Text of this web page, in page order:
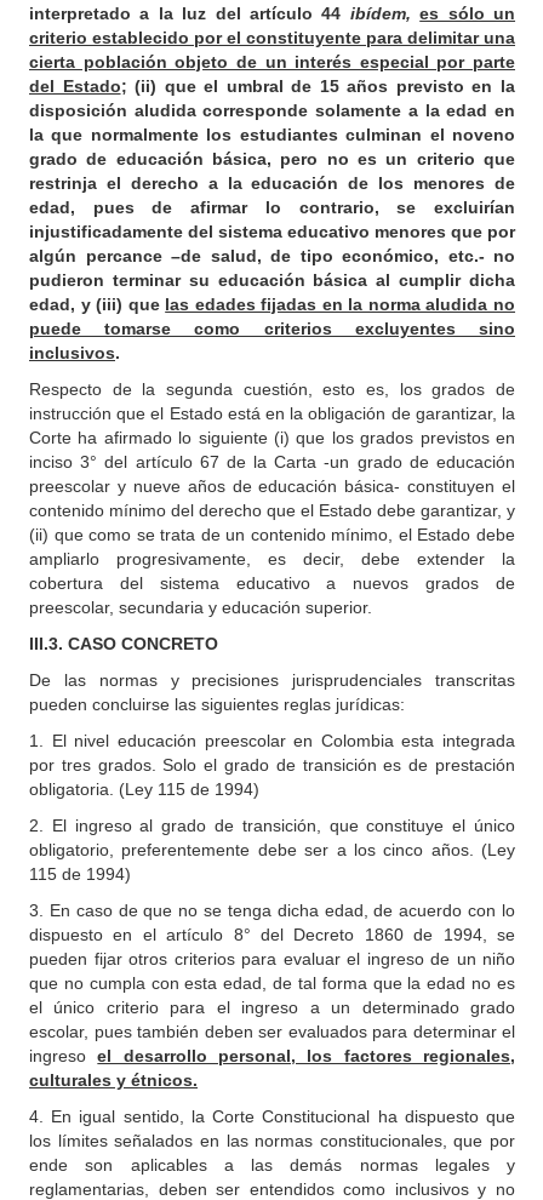
interpretado a la luz del artículo 44 ibídem, es sólo un
criterio establecido por el constituyente para delimitar una
cierta población objeto de un interés especial por parte
del Estado; (ii) que el umbral de 15 años previsto en la
disposición aludida corresponde solamente a la edad en
la que normalmente los estudiantes culminan el noveno
grado de educación básica, pero no es un criterio que
restrinja el derecho a la educación de los menores de
edad, pues de afirmar lo contrario, se excluirían
injustificadamente del sistema educativo menores que por
algún percance –de salud, de tipo económico, etc.- no
pudieron terminar su educación básica al cumplir dicha
edad, y (iii) que las edades fijadas en la norma aludida no
puede tomarse como criterios excluyentes sino
inclusivos.
Respecto de la segunda cuestión, esto es, los grados de
instrucción que el Estado está en la obligación de garantizar, la
Corte ha afirmado lo siguiente (i) que los grados previstos en
inciso 3° del artículo 67 de la Carta -un grado de educación
preescolar y nueve años de educación básica- constituyen el
contenido mínimo del derecho que el Estado debe garantizar, y
(ii) que como se trata de un contenido mínimo, el Estado debe
ampliarlo progresivamente, es decir, debe extender la
cobertura del sistema educativo a nuevos grados de
preescolar, secundaria y educación superior.
III.3. CASO CONCRETO
De las normas y precisiones jurisprudenciales transcritas
pueden concluirse las siguientes reglas jurídicas:
1. El nivel educación preescolar en Colombia esta integrada
por tres grados. Solo el grado de transición es de prestación
obligatoria. (Ley 115 de 1994)
2. El ingreso al grado de transición, que constituye el único
obligatorio, preferentemente debe ser a los cinco años. (Ley
115 de 1994)
3. En caso de que no se tenga dicha edad, de acuerdo con lo
dispuesto en el artículo 8° del Decreto 1860 de 1994, se
pueden fijar otros criterios para evaluar el ingreso de un niño
que no cumpla con esta edad, de tal forma que la edad no es
el único criterio para el ingreso a un determinado grado
escolar, pues también deben ser evaluados para determinar el
ingresoel desarrollo personal, los factores regionales,
culturales y étnicos.
4. En igual sentido, la Corte Constitucional ha dispuesto que
los límites señalados en las normas constitucionales, que por
ende son aplicables a las demás normas legales y
reglamentarias, deben ser entendidos como inclusivos y no